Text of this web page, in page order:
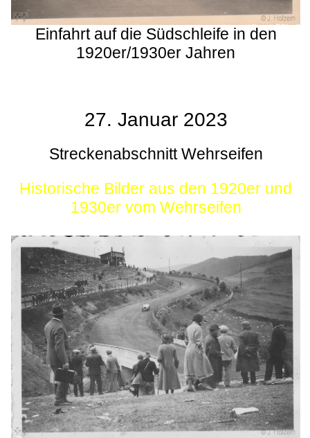
Einfahrt auf die Südschleife in den
1920er/1930er Jahren
27. Januar 2023
Streckenabschnitt Wehrseifen
Historische Bilder aus den 1920er und
1930er vom Wehrseifen